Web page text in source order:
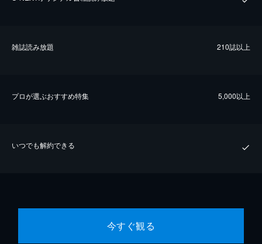
雑誌読み放題 210誌以上
プロが選ぶおすすめ特集 5,000以上
いつでも解約できる
今すぐ観る